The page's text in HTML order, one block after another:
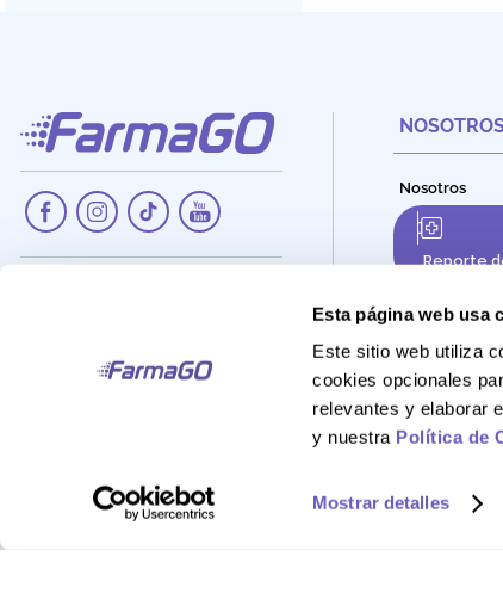
Esta página web usa
Este sitio web utiliza
cookies opcionales
relevantes y elaborar
y nuestra Política de
Mostrar detalles
Teléfono:
Nosotros
Reporte